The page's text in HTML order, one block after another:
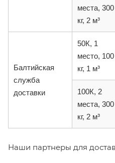
места, 300
кг, 2 м³
Балтийская
служба
доставки
50К, 1
место, 100
кг, 1 м³
100К, 2
места, 300
кг, 2 м³
Наши партнеры для